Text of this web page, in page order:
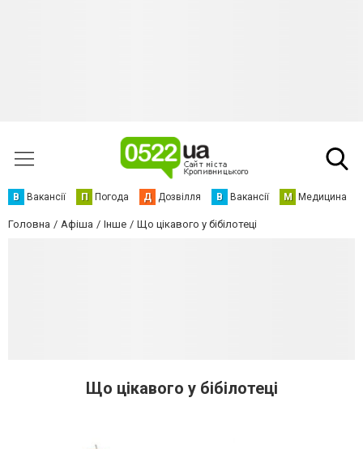
В Вакансії П Погода Д Дозвілля В Вакансії М Медицина
Головна Афіша Інше Що цікавого у бібілотеці
Що цікавого у бібілотеці